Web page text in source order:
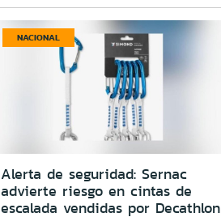
NACIONAL
Alerta de seguridad: Sernac
advierte riesgo en cintas de
escalada vendidas por Decathlon